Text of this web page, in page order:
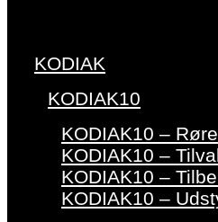
KODIAK
KODIAK10
KODIAK10 –
KODIAK10 –
KODIAK10 –
KODIAK10 –